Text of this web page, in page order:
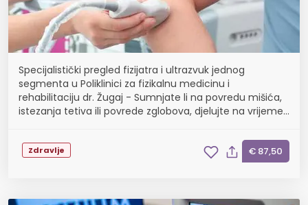
Specijalistički pregled fizijatra i ultrazvuk jednog
segmenta u Poliklinici za fizikalnu medicinu i
rehabilitaciju dr. Žugaj - Sumnjate li na povredu mišića,
istezanja tetiva ili povrede zglobova, djelujte na vrijeme i
Zdravlje € 87,50